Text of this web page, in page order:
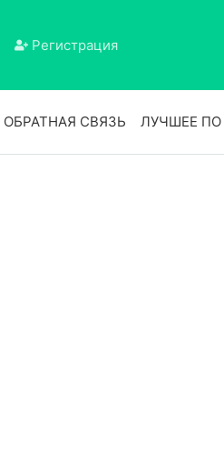
Регистрация
ОБРАТНАЯ СВЯЗЬ ЛУЧШЕЕ